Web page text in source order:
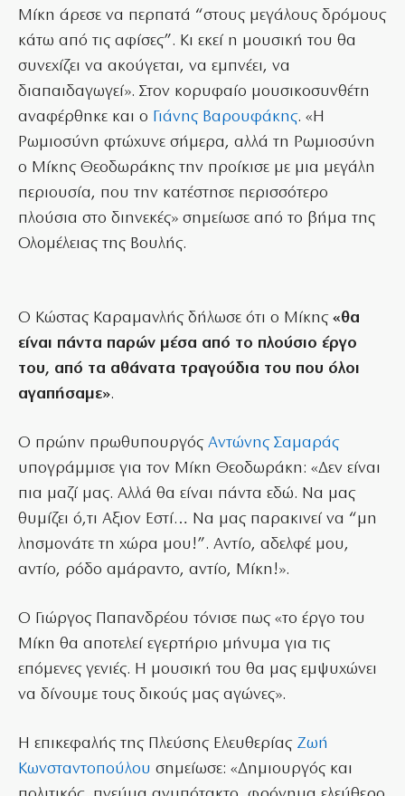
Μίκη άρεσε να περπατά “στους μεγάλους δρόμους
κάτω από τις αφίσες”. Κι εκεί η μουσική του θα
συνεχίζει να ακούγεται, να εμπνέει, να
διαπαιδαγωγεί». Στον κορυφαίο μουσικοσυνθέτη
αναφέρθηκε και ο Γιάνης Βαρουφάκης. «Η
Ρωμιοσύνη φτώχυνε σήμερα, αλλά τη Ρωμιοσύνη
ο Μίκης Θεοδωράκης την προίκισε με μια μεγάλη
περιουσία, που την κατέστησε περισσότερο
πλούσια στο διηνεκές» σημείωσε από το βήμα της
Ολομέλειας της Βουλής.
Ο Κώστας Καραμανλής δήλωσε ότι ο Μίκης«θα
είναι πάντα παρών μέσα από το πλούσιο έργο
του, από τα αθάνατα τραγούδια του που όλοι
αγαπήσαμε».
Ο πρώην πρωθυπουργός Αντώνης Σαμαράς
υπογράμμισε για τον Μίκη Θεοδωράκη: «Δεν είναι
πια μαζί μας. Αλλά θα είναι πάντα εδώ. Να μας
θυμίζει ό,τι Αξιον Εστί… Να μας παρακινεί να “μη
λησμονάτε τη χώρα μου!”. Αντίο, αδελφέ μου,
αντίο, ρόδο αμάραντο, αντίο, Μίκη!».
Ο Γιώργος Παπανδρέου τόνισε πως «το έργο του
Μίκη θα αποτελεί εγερτήριο μήνυμα για τις
επόμενες γενιές. Η μουσική του θα μας εμψυχώνει
να δίνουμε τους δικούς μας αγώνες».
Η επικεφαλής της Πλεύσης Ελευθερίας Ζωή
Κωνσταντοπούλου σημείωσε: «Δημιουργός και